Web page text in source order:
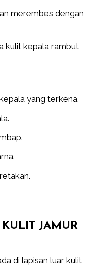
merembes dengan
kulit kepala rambut
yang terkena.
JAMUR
di lapisan luar kulit